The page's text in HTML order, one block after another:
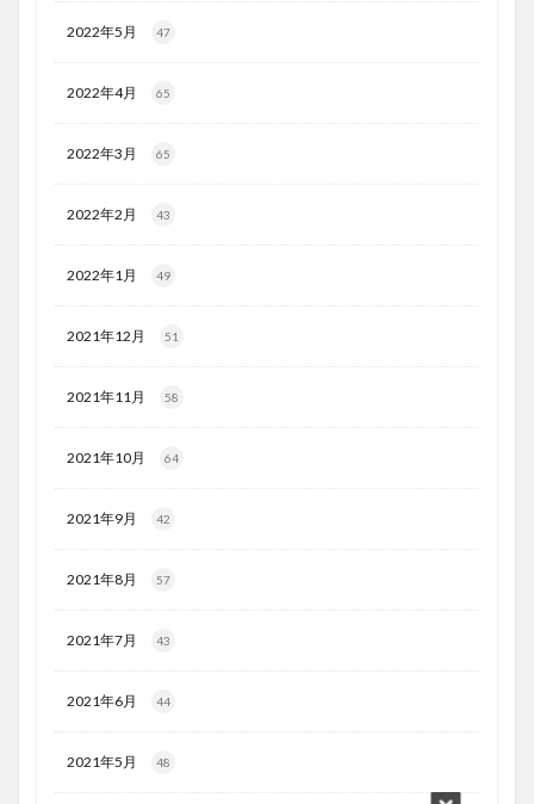
2022年5月 47
2022年4月 65
2022年3月 65
2022年2月 43
2022年1月 49
2021年12月 51
2021年11月 58
2021年10月 64
2021年9月 42
2021年8月 57
2021年7月 43
2021年6月 44
2021年5月 48